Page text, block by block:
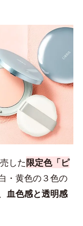
した限定色「ピ
・黄色の３色の
血色感と透明感